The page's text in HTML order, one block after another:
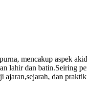
mencakup aspek
lahir dan batin.Seiring
ajaran,sejarah, dan